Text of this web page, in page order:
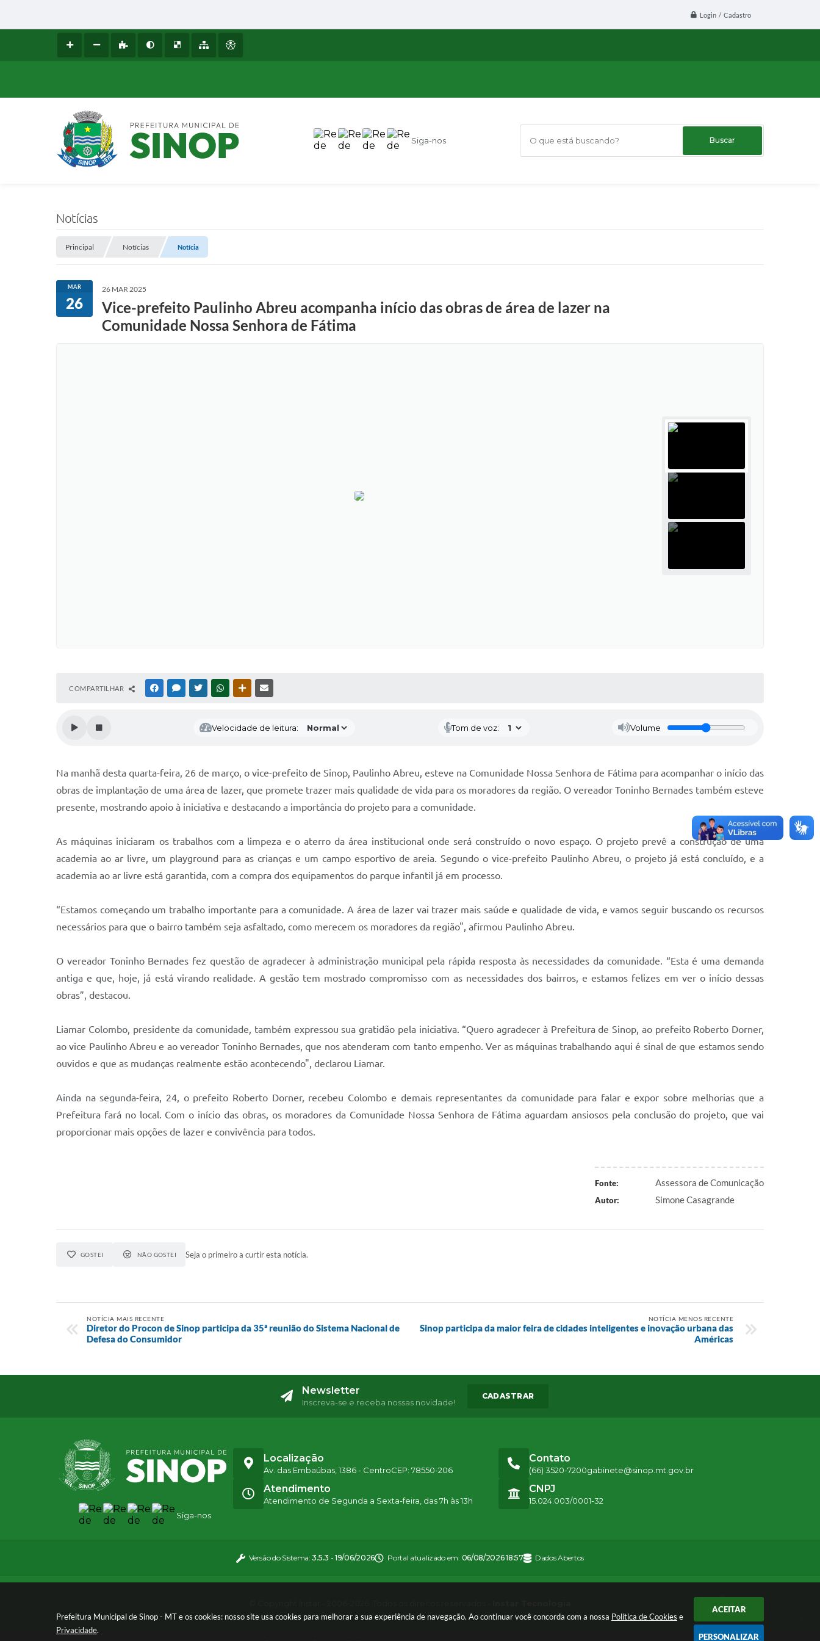
Prefeitura Municipal de Sinop - MT e os cookies: nosso site usa cookies para melhorar a sua experiência de navegação. Ao continuar você concorda com a nossa Política de Cookies e
Privacidade.
ACEITAR
PERSONALIZAR
Login / Cadastro
Siga-nos O que está buscando?
Notícias
Principal Notícias Notícia
MAR
26
26 MAR 2025
Vice-prefeito Paulinho Abreu acompanha início das obras de área de lazer na
Comunidade Nossa Senhora de Fátima
COMPARTILHAR FACEBOOKMESSENGER
TWITTERWHATSAPPOUTRAS MÍDIAS
Velocidade de leitura: Tom de voz: Volume
Na manhã desta quarta-feira, 26 de março, o vice-prefeito de Sinop, Paulinho Abreu, esteve na Comunidade Nossa Senhora de Fátima para acompanhar o início das
obras de implantação de uma área de lazer, que promete trazer mais qualidade de vida para os moradores da região. O vereador Toninho Bernades também esteve
presente, mostrando apoio à iniciativa e destacando a importância do projeto para a comunidade.
As máquinas iniciaram os trabalhos com a limpeza e o aterro da área institucional onde será construído o novo espaço. O projeto prevê a construção de uma
academia ao ar livre, um playground para as crianças e um campo esportivo de areia. Segundo o vice-prefeito Paulinho Abreu, o projeto já está concluído, e a
academia ao ar livre está garantida, com a compra dos equipamentos do parque infantil já em processo.
“Estamos começando um trabalho importante para a comunidade. A área de lazer vai trazer mais saúde e qualidade de vida, e vamos seguir buscando os recursos
necessários para que o bairro também seja asfaltado, como merecem os moradores da região", afirmou Paulinho Abreu.
O vereador Toninho Bernades fez questão de agradecer à administração municipal pela rápida resposta às necessidades da comunidade. “Esta é uma demanda
antiga e que, hoje, já está virando realidade. A gestão tem mostrado compromisso com as necessidades dos bairros, e estamos felizes em ver o início dessas
obras”, destacou.
Liamar Colombo, presidente da comunidade, também expressou sua gratidão pela iniciativa. “Quero agradecer à Prefeitura de Sinop, ao prefeito Roberto Dorner,
ao vice Paulinho Abreu e ao vereador Toninho Bernades, que nos atenderam com tanto empenho. Ver as máquinas trabalhando aqui é sinal de que estamos sendo
ouvidos e que as mudanças realmente estão acontecendo", declarou Liamar.
Ainda na segunda-feira, 24, o prefeito Roberto Dorner, recebeu Colombo e demais representantes da comunidade para falar e expor sobre melhorias que a
Prefeitura fará no local. Com o início das obras, os moradores da Comunidade Nossa Senhora de Fátima aguardam ansiosos pela conclusão do projeto, que vai
proporcionar mais opções de lazer e convivência para todos.
Fonte: Assessora de Comunicação
Autor: Simone Casagrande
GOSTEI NÃO GOSTEI Seja o primeiro a curtir esta notícia.
NOTÍCIA MAIS RECENTE
Diretor do Procon de Sinop participa da 35ª reunião do Sistema Nacional de
Defesa do Consumidor
NOTÍCIA MENOS RECENTE
Sinop participa da maior feira de cidades inteligentes e inovação urbana das
Américas
Newsletter
Inscreva-se e receba nossas novidade!
CADASTRAR
Siga-nos
Localização
Av. das Embaúbas, 1386 - CentroCEP: 78550-206
Contato
(66) 3520-7200gabinete@sinop.mt.gov.br
Atendimento
Atendimento de Segunda a Sexta-feira, das 7h às 13h
CNPJ
15.024.003/0001-32
Versão do Sistema:3.5.3 - 19/06/2026 Portal atualizado em: 06/08/2026 18:57 Dados Abertos